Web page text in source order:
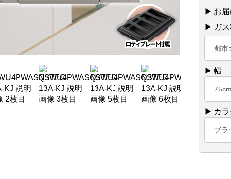
▶ お届
▶ ガス
都市
▶ 幅
75cm
▶ カラ
ブラ